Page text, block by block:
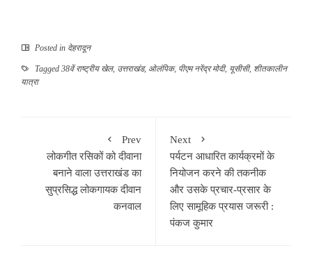
Posted in देहरादून
Tagged 38वें राष्ट्रीय खेल, उत्तराखंड, ओलंपिक, पीएम नरेंद्र मोदी, यूसीसी, शीतकालीन
यात्रा
Prev
लोकगीत रसिकों को दीवाना
बनाने वाला उत्तराखंड का
सुप्रसिद्ध लोकगायक दीवान
कनवाल
Next
पर्यटन आधारित कार्यक्रमों के
नियोजन करने की तकनीक
और उसके प्रचार-प्रसार के
लिए सामूहिक प्रयास जरूरी :
पंकज कुमार